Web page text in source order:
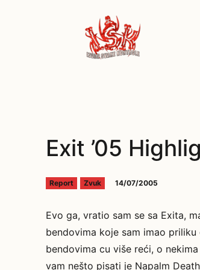
Exit ’05
Report Zvuk 14/07/2005
Evo ga, vratio sam se sa Exita,
bendovima koje sam imao
bendovima cu više reći, o
vam nešto pisati je Napalm